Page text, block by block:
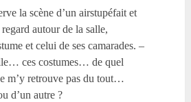
la scène d’un airstupéfait et
autour de la salle,
et celui de ses camarades. –
ces costumes… de quel
m’y retrouve pas du tout…
d’un autre ?